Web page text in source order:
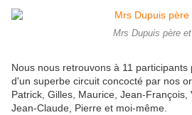
Mrs Dupuis père
Nous nous retrouvons à 11
d'un superbe circuit concocté par nos
Patrick, Gilles, Maurice, Jean-François,
Jean-Claude, Pierre et moi-même.